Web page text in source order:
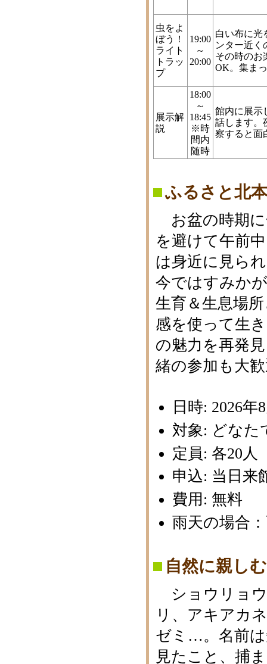
虫をよ
ぼう！
ライト
トラッ
プ
19:00
～
20:00
白い布に光
ンター近く
その時のお
OK。集ま
展示解
説
18:00
～
18:45
※時
間内
随時
館内に展示
話します。
察すると面
ふるさと北
お盆の時期に
を避けて午前
は身近に見ら
今ではすみか
生育＆生息場
感を使って生
の魅力を再発
緒の参加も大
日時: 2026
対象: どなた
定員: 各20人
申込: 当日来
費用: 無料
雨天の場合
自然に親し
ショウリョ
リ、アキアカ
ゼミ…。名前
見たこと、捕